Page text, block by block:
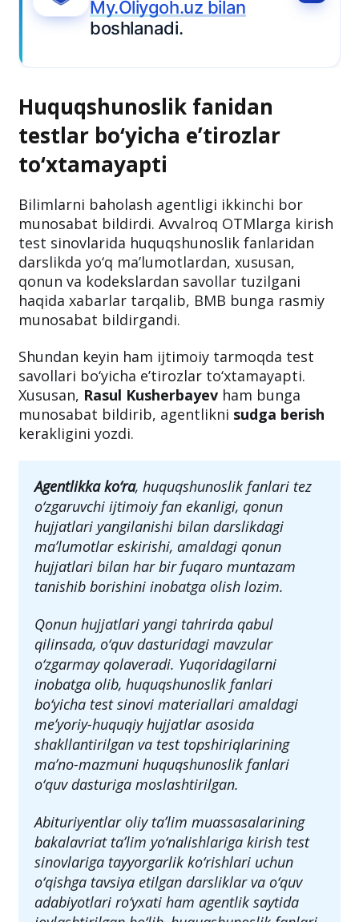
bilan
Huquqshunoslik fanidan
to‘xtamayapti
Bilimlarni baholash agentligi ikkinchi bor
munosabat bildirdi. Avvalroq OTMlarga kirish
test sinovlarida huquqshunoslik fanlaridan
darslikda yo‘q maʼlumotlardan, xususan,
haqida xabarlar tarqalib, BMB bunga rasmiy
munosabat bildirgandi.
Shundan keyin ham ijtimoiy tarmoqda test
savollari bo‘yicha eʼtirozlar to‘xtamayapti.
kerakligini yozdi.
Agentlikka ko‘ra, huquqshunoslik fanlari tez
o‘zgaruvchi ijtimoiy fan ekanligi, qonun
hujjatlari yangilanishi bilan darslikdagi
maʼlumotlar eskirishi, amaldagi qonun
hujjatlari bilan har bir fuqaro muntazam
tanishib borishini inobatga olish lozim.
Qonun hujjatlari yangi tahrirda qabul
qilinsada, o‘quv dasturidagi mavzular
o‘zgarmay qolaveradi. Yuqoridagilarni
inobatga olib, huquqshunoslik fanlari
bo‘yicha test sinovi materiallari amaldagi
meʼyoriy-huquqiy hujjatlar asosida
shakllantirilgan va test topshiriqlarining
maʼno-mazmuni huquqshunoslik fanlari
o‘quv dasturiga moslashtirilgan.
Abituriyentlar oliy taʼlim muassasalarining
bakalavriat taʼlim yo‘nalishlariga kirish test
sinovlariga tayyorgarlik ko‘rishlari uchun